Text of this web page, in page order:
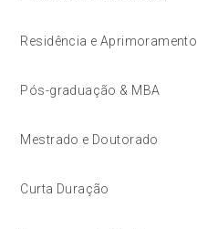
Residência e Aprimoramento
Pós-graduação & MBA
Mestrado e Doutorado
Curta Duração